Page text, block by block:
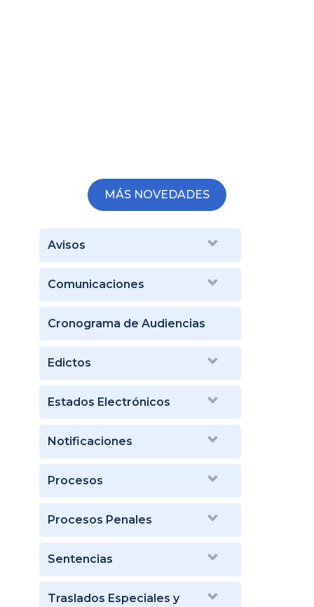
MÁS NOVEDADES
Avisos
Comunicaciones
Cronograma de Audiencias
Edictos
Estados Electrónicos
Notificaciones
Procesos
Procesos Penales
Sentencias
Traslados Especiales y